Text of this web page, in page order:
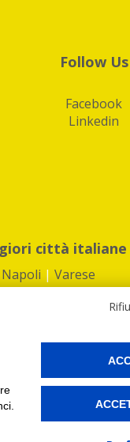
Follow Us
Facebook
Linkedin
città italiane
Napoli | Varese
|Privacy|Preferenze
online e spedire i